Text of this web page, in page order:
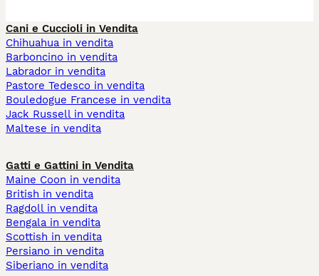
Cani e Cuccioli in Vendita
Chihuahua in vendita
Barboncino in vendita
Labrador in vendita
Pastore Tedesco in vendita
Bouledogue Francese in vendita
Jack Russell in vendita
Maltese in vendita
Gatti e Gattini in Vendita
Maine Coon in vendita
British in vendita
Ragdoll in vendita
Bengala in vendita
Scottish in vendita
Persiano in vendita
Siberiano in vendita